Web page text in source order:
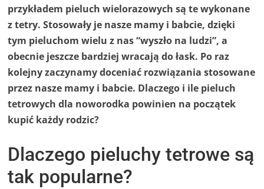
przykładem pieluch wielorazowych są te wykonane
z tetry. Stosowały je nasze mamy i babcie, dzięki
tym pieluchom wielu z nas “wyszło na ludzi”, a
obecnie jeszcze bardziej wracają do łask. Po raz
kolejny zaczynamy doceniać rozwiązania stosowane
przez nasze mamy i babcie. Dlaczego i ile pieluch
tetrowych dla noworodka powinien na początek
kupić każdy rodzic?
Dlaczego pieluchy tetrowe są
tak popularne?